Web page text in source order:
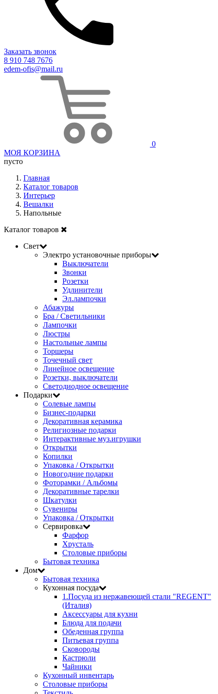
Заказать звонок
8 910 748 7676
edem-ofis@mail.ru
0
МОЯ КОРЗИНА
пусто
Главная
Каталог товаров
Интерьер
Вешалки
Напольные
Каталог товаров
Свет
Электро установочные приборы
Выключатели
Звонки
Розетки
Удлинители
Эл.лампочки
Абажуры
Бра / Светильники
Лампочки
Люстры
Настольные лампы
Торшеры
Точечный свет
Линейное освещение
Розетки, выключатели
Светодиодное освещение
Подарки
Солевые лампы
Бизнес-подарки
Декоративная керамика
Религиозные подарки
Интерактивные муз.игрушки
Открытки
Копилки
Упаковка / Открытки
Новогодние подарки
Фоторамки / Альбомы
Декоративные тарелки
Шкатулки
Сувениры
Упаковка / Открытки
Сервировка
Фарфор
Хрусталь
Столовые приборы
Бытовая техника
Дом
Бытовая техника
Кухонная посуда
1.Посуда из нержавеющей стали "REGENT"
(Италия)
Аксессуары для кухни
Блюда для подачи
Обеденная группа
Питьевая группа
Сковороды
Кастрюли
Чайники
Кухонный инвентарь
Столовые приборы